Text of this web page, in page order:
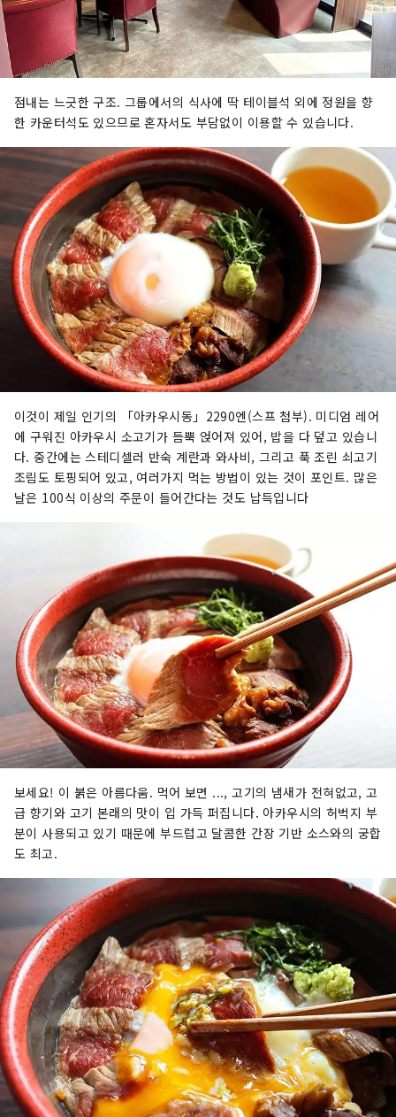
점내는 느긋한 구조. 그룹에서의 식사에 딱 테이블석 외에 정원을 향
한 카운터석도 있으므로 혼자서도 부담없이 이용할 수 있습니다.
이것이 제일 인기의 「아카우시동」2290엔(스프 첨부). 미디엄 레어
에 구워진 아카우시 소고기가 듬뿍 얹어져 있어, 밥을 다 덮고 있습니
다. 중간에는 스테디셀러 반숙 계란과 와사비, 그리고 푹 조린 쇠고기
조림도 토핑되어 있고, 여러가지 먹는 방법이 있는 것이 포인트. 많은
날은 100식 이상의 주문이 들어간다는 것도 납득입니다
보세요! 이 붉은 아름다움. 먹어 보면 ..., 고기의 냄새가 전혀없고, 고
급 향기와 고기 본래의 맛이 입 가득 퍼집니다. 아카우시의 허벅지 부
분이 사용되고 있기 때문에 부드럽고 달콤한 간장 기반 소스와의 궁합
도 최고.